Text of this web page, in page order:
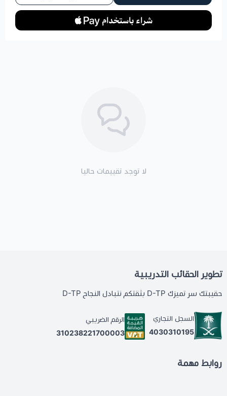
لا توجد تقييمات حاليا
تطوير الحقائب التدريبية
حقيبتك سر تميزك D-TP بثقتكم نتبادل النجاح D-TP
السجل التجاري
4030310195
الرقم الضريبي
310238221700003
روابط مهمة